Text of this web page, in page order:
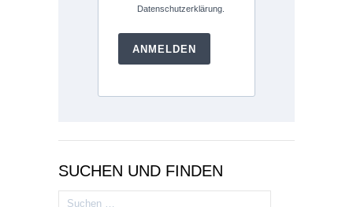
Datenschutzerklärung.
ANMELDEN
SUCHEN UND FINDEN
Suchen